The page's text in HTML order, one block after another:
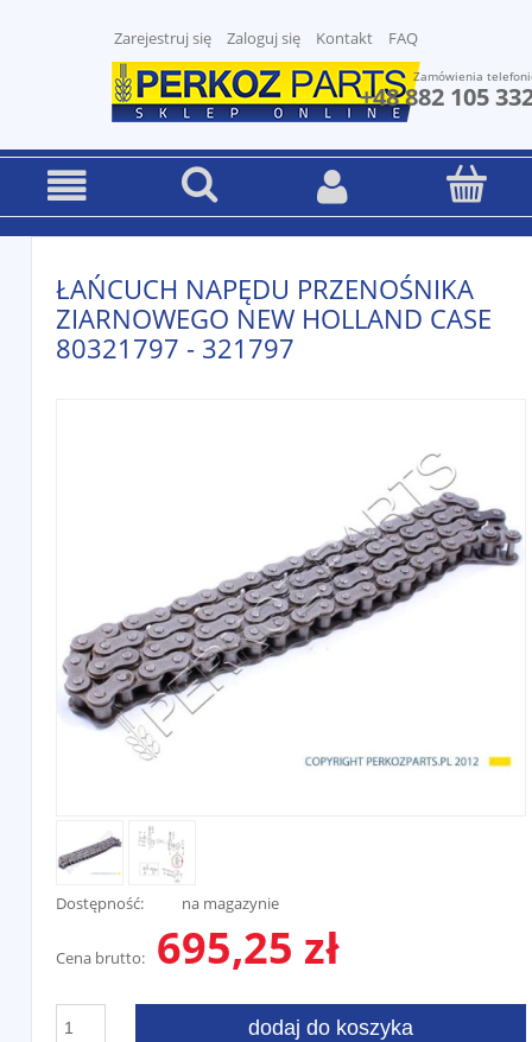
Zarejestruj się Zaloguj się Kontakt FAQ
Zamówienia
+48 882 105
ŁAŃCUCH NAPĘDU PRZENOŚNIKA
ZIARNOWEGO NEW HOLLAND CASE
80321797 - 321797
Dostępność: na magazynie
Cena brutto: 695,25 zł
dodaj do koszyka